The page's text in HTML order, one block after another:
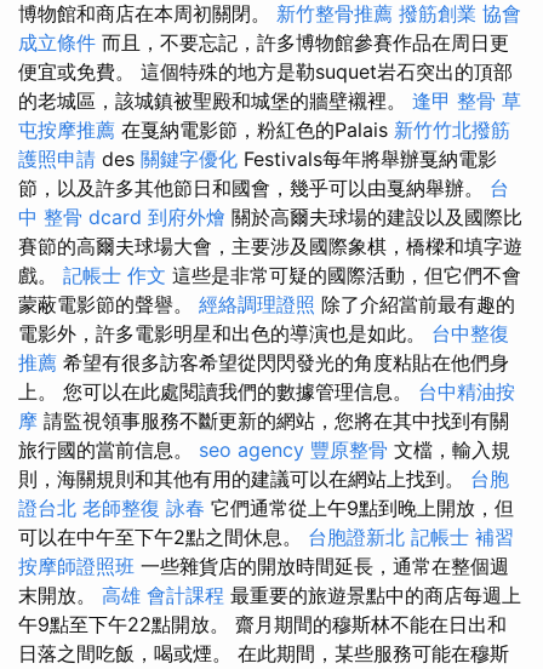
博物館和商店在本周初關閉。 新竹整骨推薦 撥筋創業 協會
成立條件 而且，不要忘記，許多博物館參賽作品在周日更
便宜或免費。 這個特殊的地方是勒suquet岩石突出的頂部
的老城區，該城鎮被聖殿和城堡的牆壁襯裡。 逢甲 整骨 草
屯按摩推薦 在戛納電影節，粉紅色的Palais 新竹竹北撥筋
護照申請 des 關鍵字優化 Festivals每年將舉辦戛納電影
節，以及許多其他節日和國會，幾乎可以由戛納舉辦。 台
中 整骨 dcard 到府外燴 關於高爾夫球場的建設以及國際比
賽節的高爾夫球場大會，主要涉及國際象棋，橋樑和填字遊
戲。 記帳士 作文 這些是非常可疑的國際活動，但它們不會
蒙蔽電影節的聲譽。 經絡調理證照 除了介紹當前最有趣的
電影外，許多電影明星和出色的導演也是如此。 台中整復
推薦 希望有很多訪客希望從閃閃發光的角度粘貼在他們身
上。 您可以在此處閱讀我們的數據管理信息。 台中精油按
摩 請監視領事服務不斷更新的網站，您將在其中找到有關
旅行國的當前信息。 seo agency 豐原整骨 文檔，輸入規
則，海關規則和其他有用的建議可以在網站上找到。 台胞
證台北 老師整復 詠春 它們通常從上午9點到晚上開放，但
可以在中午至下午2點之間休息。 台胞證新北 記帳士 補習
按摩師證照班 一些雜貨店的開放時間延長，通常在整個週
末開放。 高雄 會計課程 最重要的旅遊景點中的商店每週上
午9點至下午22點開放。 齋月期間的穆斯林不能在日出和
日落之間吃飯，喝或煙。 在此期間，某些服務可能在穆斯